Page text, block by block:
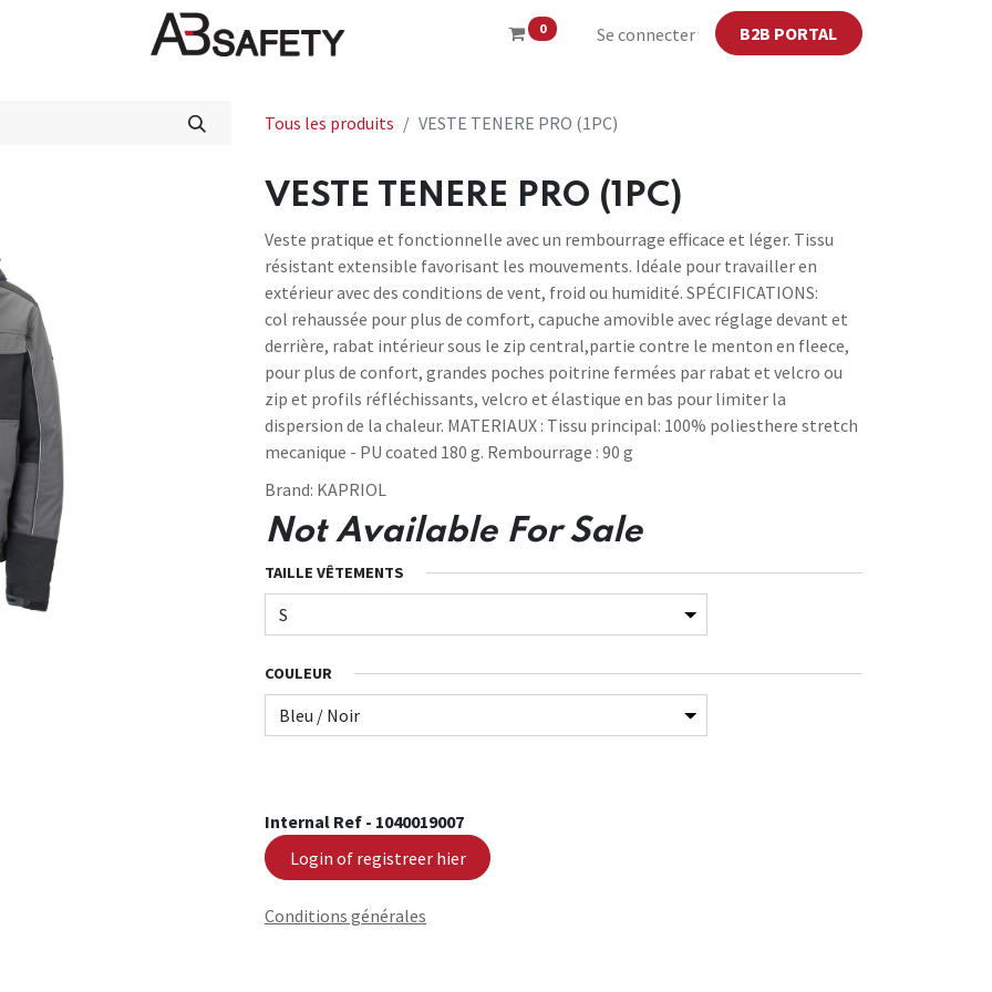
0 Se connecter B2B PORTAL
Boutique CE
Tous les produits VESTE TENERE PRO (1PC)
VESTE TENERE PRO (1PC)
Veste pratique et fonctionnelle avec un rembourrage efficace et léger. Tissu
résistant extensible favorisant les mouvements. Idéale pour travailler en
extérieur avec des conditions de vent, froid ou humidité. SPÉCIFICATIONS:
col rehaussée pour plus de comfort, capuche amovible avec réglage devant et
derrière, rabat intérieur sous le zip central,partie contre le menton en fleece,
pour plus de confort, grandes poches poitrine fermées par rabat et velcro ou
zip et profils réfléchissants, velcro et élastique en bas pour limiter la
dispersion de la chaleur. MATERIAUX : Tissu principal: 100% poliesthere stretch
mecanique - PU coated 180 g. Rembourrage : 90 g
Brand: KAPRIOL
Not Available For Sale
TAILLE VÊTEMENTS
COULEUR
Internal Ref - 1040019007
Login of registreer hier
Conditions générales